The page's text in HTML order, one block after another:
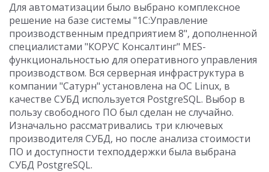
Для автоматизации было выбрано комплексное
решение на базе системы "1С:Управление
производственным предприятием 8", дополненной
специалистами "КОРУС Консалтинг" MES-
функциональностью для оперативного управления
производством. Вся серверная инфраструктура в
компании "Сатурн" установлена на ОС Linux, в
качестве СУБД используется PostgreSQL. Выбор в
пользу свободного ПО был сделан не случайно.
Изначально рассматривались три ключевых
производителя СУБД, но после анализа стоимости
ПО и доступности техподдержки была выбрана
СУБД PostgreSQL.